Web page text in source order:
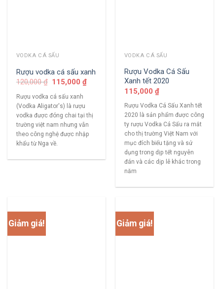
VODKA CÁ SẤU
Rượu vodka cá sấu xanh
120,000₫ 115,000₫
Rượu vodka cá sấu xanh
(Vodka Aligator's) là rượu
vodka được đóng chai tại thị
trường việt nam nhưng vẫn
theo công nghệ được nhập
khẩu từ Nga về.
VODKA CÁ SẤU
Rượu Vodka Cá Sấu
Xanh tết 2020
115,000 ₫
Rượu Vodka Cá Sấu Xanh tết
2020 là sản phẩm được công
ty rượu Vodka Cá Sấu ra mắt
cho thị trường Việt Nam với
mục đích biếu tặng và sử
dụng trong dịp tết nguyên
đán và các dịp lễ khác trong
năm
Giảm giá! Giảm giá!